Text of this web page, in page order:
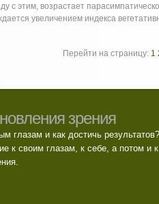
с этим, возрастает
увеличением индекса
Перейти на страницу: 1
зрения
глазам и как достичь результатов?
к своим глазам, к себе, а потом и к